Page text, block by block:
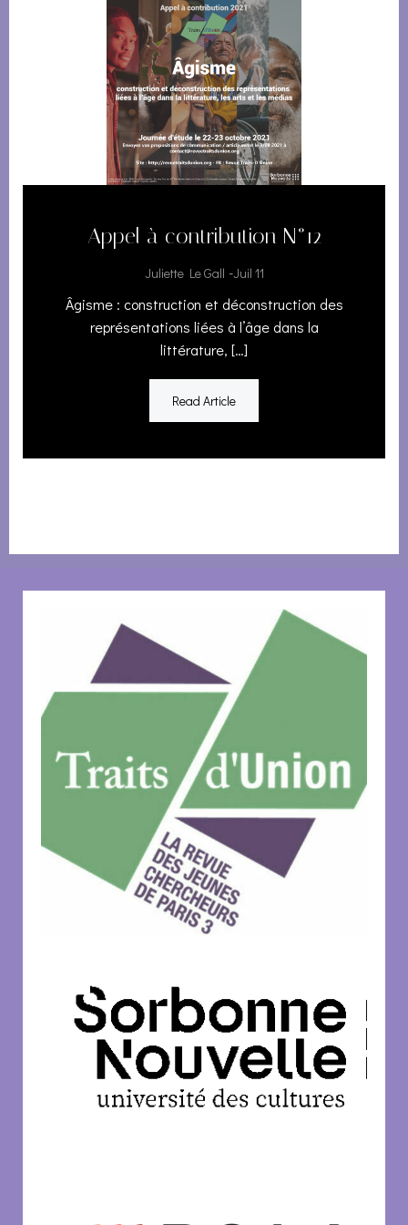
Appel à contribution N°12
Juliette Le Gall -Juil 11
Âgisme : construction et déconstruction des
représentations liées à l’âge dans la
littérature, […]
Read Article